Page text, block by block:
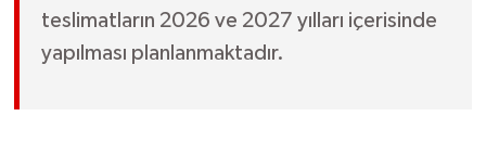
teslimatların 2026 ve 2027 yılları içerisinde
yapılması planlanmaktadır.